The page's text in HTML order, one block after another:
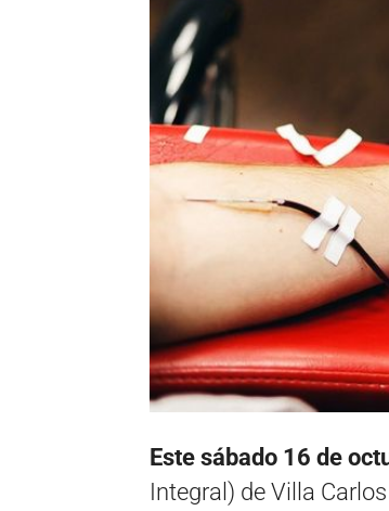
Este sábado 16 de
Integral) de Villa